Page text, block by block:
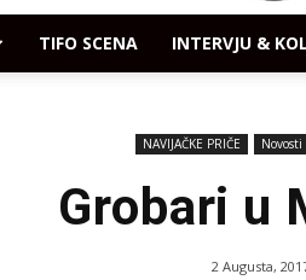
TIFO SCENA INTERVJU &
NAVIJAČKE PRIČE Novosti
Grobari u
2 Augusta,